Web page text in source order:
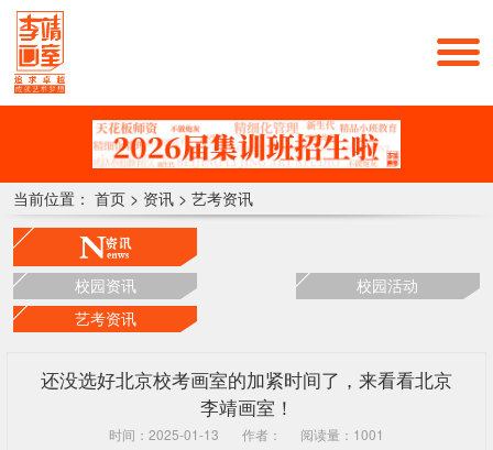
当前位置： 首页 > 资讯 > 艺考资讯
校园资讯
校园活动
艺考资讯
还没选好北京校考画室的加紧时间了，来看看北京
李靖画室！
时间：2025-01-13 作者： 阅读量：1001